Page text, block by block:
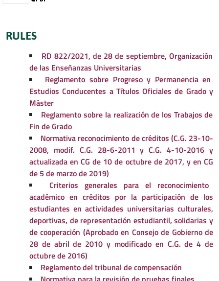
RULES
RD 822/2021, de 28 de septiembre, Organización
de las Enseñanzas Universitarias
Reglamento sobre Progreso y Permanencia en
Estudios Conducentes a Títulos Oficiales de Grado y
Máster
Reglamento sobre la realización de los Trabajos de
Fin de Grado
Normativa reconocimiento de créditos (C.G. 23-10-
2008, modif. C.G. 28-6-2011 y C.G. 4-10-2016 y
actualizada en CG de 10 de octubre de 2017, y en CG
de 5 de marzo de 2019)
Criterios generales para el reconocimiento
académico en créditos por la participación de los
estudiantes en actividades universitarias culturales,
deportivas, de representación estudiantil, solidarias y
de cooperación (Aprobado en Consejo de Gobierno de
28 de abril de 2010 y modificado en C.G. de 4 de
octubre de 2016)
Reglamento del tribunal de compensación